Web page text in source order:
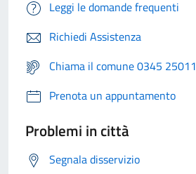
Leggi le domande frequenti
Richiedi Assistenza
Chiama il comune 0345 25011
Prenota un appuntamento
Problemi in città
Segnala disservizio